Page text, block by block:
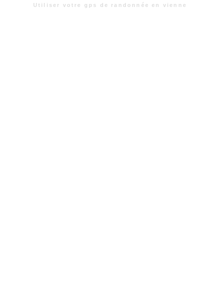
Utiliser votre gps de randonnée en vienne